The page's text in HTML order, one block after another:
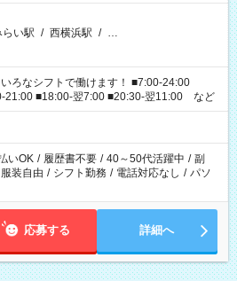
い駅 / 西横浜駅 / …
ろなシフトで働けます！ ■7:00-24:00
21:00 ■18:00-翌7:00 ■20:30-翌11:00 など
いOK / 履歴書不要 / 40～50代活躍中 / 副
服装自由 / シフト勤務 / 電話対応なし / パソ
応募する 詳細へ